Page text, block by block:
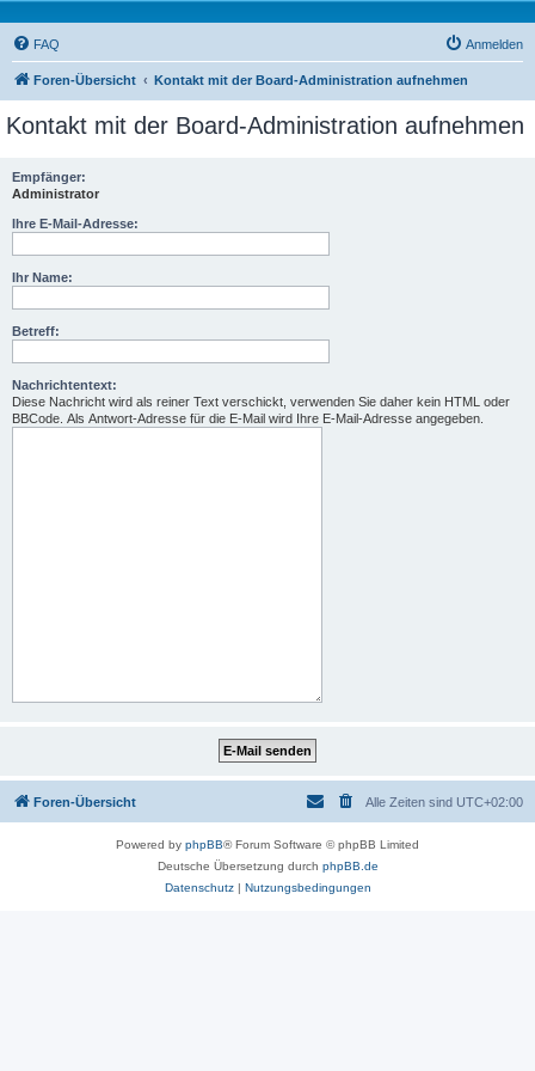
FAQ Anmelden
Foren-Übersicht Kontakt mit der Board-Administration aufnehmen
Kontakt mit der Board-Administration aufnehmen
Empfänger:
Administrator
Ihre E-Mail-Adresse:
Ihr Name:
Betreff:
Nachrichtentext:
Diese Nachricht wird als reiner Text verschickt, verwenden Sie daher kein HTML oder
BBCode. Als Antwort-Adresse für die E-Mail wird Ihre E-Mail-Adresse angegeben.
Foren-Übersicht Alle Zeiten sind UTC+02:00
Powered by phpBB® Forum Software © phpBB Limited
Deutsche Übersetzung durch phpBB.de
Datenschutz| Nutzungsbedingungen